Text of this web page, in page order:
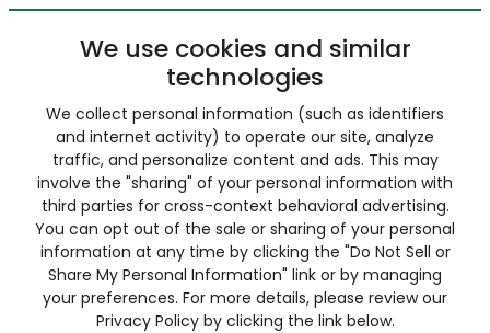
We use cookies and similar
technologies
We collect personal information (such as identifiers
and internet activity) to operate our site, analyze
traffic, and personalize content and ads. This may
involve the "sharing" of your personal information with
third parties for cross-context behavioral advertising.
You can opt out of the sale or sharing of your personal
information at any time by clicking the "Do Not Sell or
Share My Personal Information" link or by managing
your preferences. For more details, please review our
Privacy Policy by clicking the link below.